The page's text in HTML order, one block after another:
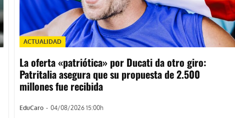
ACTUALIDAD
La oferta «patriótica» por Ducati da otro giro:
Patritalia asegura que su propuesta de 2.500
millones fue recibida
EduCaro - 04/08/2026 15:00h